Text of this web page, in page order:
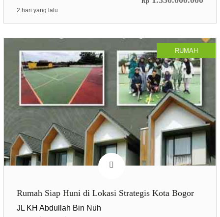
2 hari yang lalu
RUMAH
Rumah Siap Huni di Lokasi Strategis Kota Bogor
JL KH Abdullah Bin Nuh